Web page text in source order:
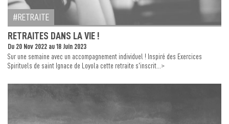
RETRAITE
RETRAITES DANS LA VIE !
Du 20 Nov 2022 au 18 Juin 2023
Sur une semaine avec un accompagnement individuel ! Inspiré des Exercices
Spirituels de saint Ignace de Loyola cette retraite s’inscrit... >